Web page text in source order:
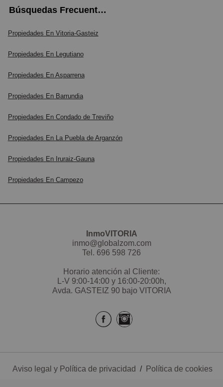
Búsquedas Frecuentes
Propiedades En Vitoria-Gasteiz
Propiedades En Legutiano
Propiedades En Asparrena
Propiedades En Barrundia
Propiedades En Condado de Treviño
Propiedades En La Puebla de Arganzón
Propiedades En Iruraiz-Gauna
Propiedades En Campezo
InmoVITORIA
inmo@globalzom.com
Tel. 696 598 726
Horario atención al Cliente:
L-V 9:00-14:00 y 16:00-20:00h,
Avda. GASTEIZ 90 bajo VITORIA
Aviso legal y Política de privacidad / Política de cookies